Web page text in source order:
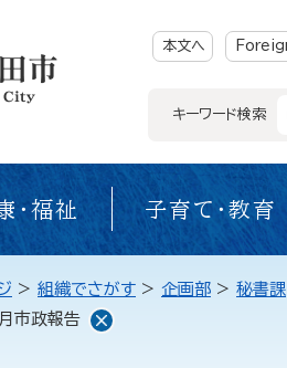
本文へ
キーワード検索
・福祉 子育て・教育
> 組織でさがす > 企画部 > 秘書課
市政報告